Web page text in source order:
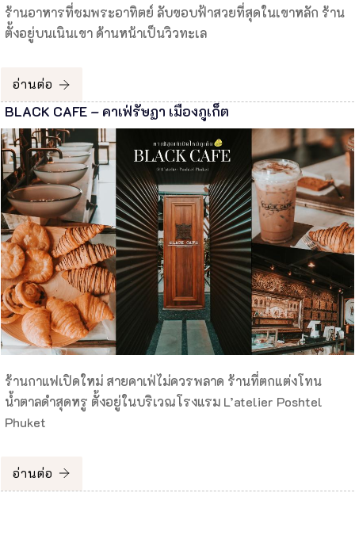
ร้านอาหารที่ชมพระอาทิตย์ ลับขอบฟ้าสวยที่สุดในเขาหลัก ร้าน
ตั้งอยู่บนเนินเขา ด้านหน้าเป็นวิวทะเล
อ่านต่อ
BLACK CAFE – คาเฟ่รัษฏา เมืองภูเก็ต
ร้านกาแฟเปิดใหม่ สายคาเฟ่ไม่ควรพลาด ร้านที่ตกแต่งโทน
น้ำตาลดำสุดหรู ตั้งอยู่ในบริเวณโรงแรม L’atelier Poshtel
Phuket
อ่านต่อ